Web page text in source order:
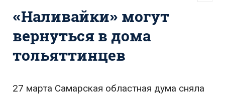
Ремонт Обводного шоссе
Набережная Тольятти
Неделя Тольятти
«Наливайки» могут
вернуться в дома
тольяттинцев
27 марта Самарская областная дума сняла